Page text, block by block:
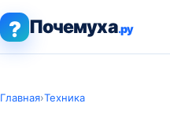
? Почемуха.ру
Главная›Техника